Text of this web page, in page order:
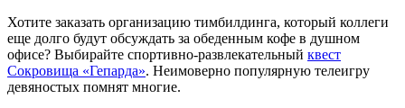
Хотите заказать организацию тимбилдинга, который коллеги
еще долго будут обсуждать за обеденным кофе в душном
офисе? Выбирайте спортивно-развлекательный квест
Сокровища «Гепарда». Неимоверно популярную телеигру
девяностых помнят многие.